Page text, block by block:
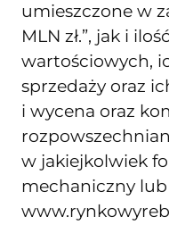
umieszczone w
MLN zł.”, jak i
wartościowych,
sprzedaży oraz
i wycena oraz
w jakiejkolwiek
mechaniczny